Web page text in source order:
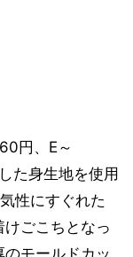
円、E～
た身生地を使用
性にすぐれた
ごこちとなっ
モールドカッ